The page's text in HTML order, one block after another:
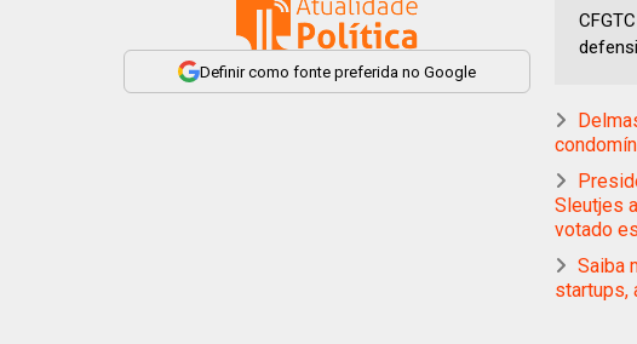
Definir como fonte preferida no Google
Sleutjes
votado
Saiba
startups,